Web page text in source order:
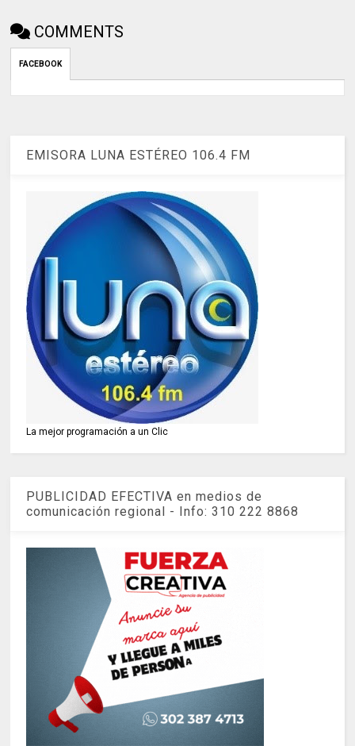
COMMENTS
FACEBOOK
EMISORA LUNA ESTÉREO 106.4 FM
La mejor programación a un Clic
PUBLICIDAD EFECTIVA en medios de
comunicación regional - Info: 310 222 8868